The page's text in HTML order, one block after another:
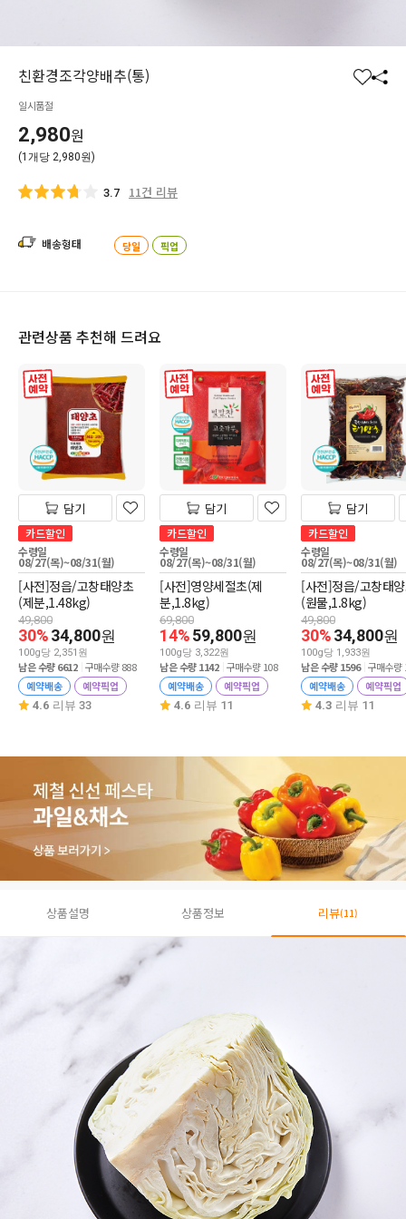
친환경조각양배추(통)
찜 공
일시품절
2,980원
(1개당 2,980원)
3.7 11건 리뷰
배송형태 당일 픽업
관련상품 추천해 드려요
담기
카드할인
수령일
08/27(목)~08/31(월)
[사전]정읍/고창태양초
(제분,1.48kg)
49,800
30%34,800원
100g당 2,351원
남은 수량 6612 구매수량 888
예약배송
예약픽업
4.6 리뷰 33
사전 예약
담기
카드할인
수령일
08/27(목)~08/31(월)
[사전]영양세절초(제
분,1.8kg)
69,800
14%59,800원
100g당 3,322원
남은 수량 1142 구매수량 108
예약배송
예약픽업
4.6 리뷰 11
담기
카드할인
수령일
08/27(목)~08/31(월)
[사전]정읍/고창태
(원물,1.8kg)
49,800
30%34,800원
100g당 1,933원
남은 수량 1596 구매수량
예약배송
예약픽업
4.3 리뷰 11
상품설명 상품정보 리뷰(11)